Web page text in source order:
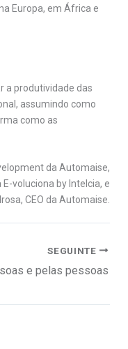
Europa, em África e
a produtividade das
assumindo como
como as
da Automaise,
voluciona by Intelcia, e
CEO da Automaise.
SEGUINTE
e pelas pessoas